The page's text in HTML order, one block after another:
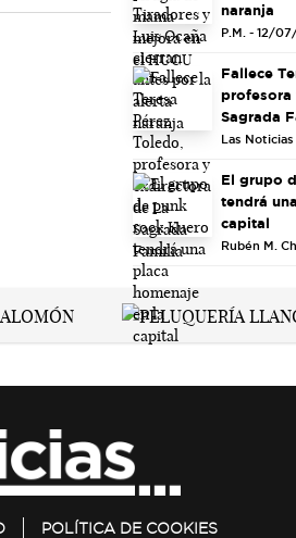
naranja
P.M. - 12/
Fallece
profesora
Sagrada
Las
El grupo
tendrá
capital
Rubén M.
POLÍTICA DE COOKIES